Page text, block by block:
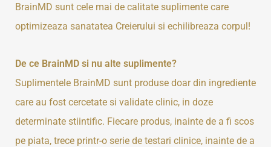
BrainMD sunt cele mai de calitate suplimente care
optimizeaza sanatatea Creierului si echilibreaza corpul!
De ce BrainMD si nu alte suplimente?
Suplimentele BrainMD sunt produse doar din ingrediente
care au fost cercetate si validate clinic, in doze
determinate stiintific. Fiecare produs, inainte de a fi scos
pe piata, trece printr-o serie de testari clinice, inainte de a